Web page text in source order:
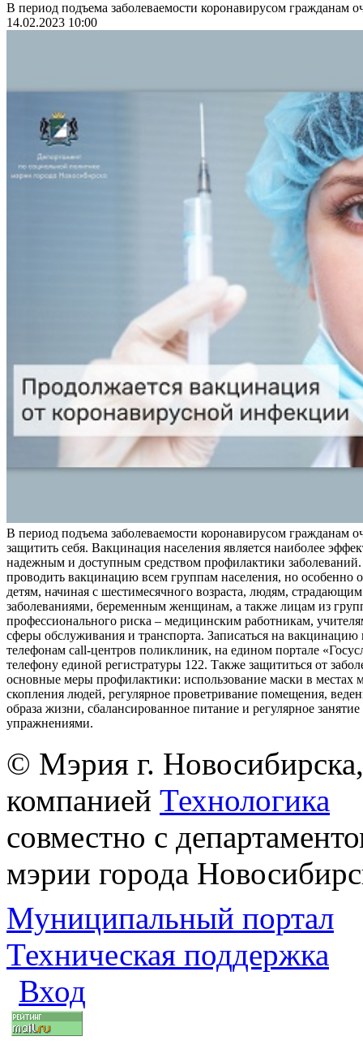
В период подъема заболеваемости коронавирусом гражданам
14.02.2023 10:00
В период подъема заболеваемости коронавирусом гражданам
защитить себя. Вакцинация населения является наиболее
надежным и доступным средством профилактики заболеваний.
проводить вакцинацию всем группам населения, но особенно
детям, начиная с шестимесячного возраста, людям,
заболеваниями, беременным женщинам, а также лицам из
профессионального риска – медицинским работникам,
сферы обслуживания и транспорта. Записаться на
телефонам call-центров поликлиник, на едином портале
телефону единой регистратуры 122. Также защититься от
основные меры профилактики: использование маски в местах
скопления людей, регулярное проветривание помещения,
образа жизни, сбалансированное питание и регулярное
упражнениями.
© Мэрия г.
компанией Технологика
совместно с
мэрии города
Муниципальный портал
Техническая поддержка
Вход